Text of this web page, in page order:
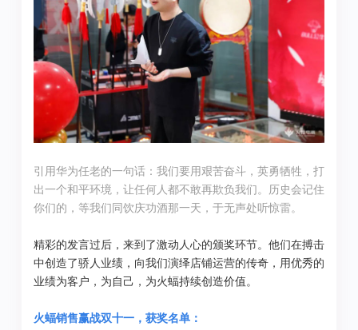
引用华为任老的一句话：我们要用艰苦奋斗，英勇牺牲，打
出一个和平环境，让任何人都不敢再欺负我们。历史会记住
你们的，等我们同饮庆功酒那一天，于无声处听惊雷。
精彩的发言过后，来到了激动人心的颁奖环节。他们在搏击
中创造了骄人业绩，向我们演绎店铺运营的传奇，用优秀的
业绩为客户，为自己，为火蝠持续创造价值。
火蝠销售赢战双十一，获奖名单：